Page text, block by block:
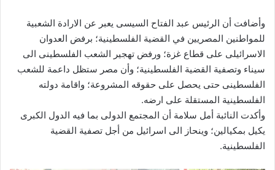
وأضافت أن الرئيس عبد الفتاح السيسى يعبر عن الارادة الشعبية
للمواطنين المصريين في القضية الفلسطينية؛ برفض العدوان
الاسرائيلى على قطاع غزة؛ ورفض تهجير الشعب الفلسطينى الى
سيناء وتصفية القضية الفلسطينية؛ وأن مصر ستظل داعمة للشعب
الفلسطينى حتى يحصل على حقوقه المشروعة؛ واقامة دولته
الفلسطينية المستقلة على ارضه.
وأكدت النائبة أمل سلامة أن المجتمع الدولى بما فيه الدول الكبرى
يكيل بمكيالين؛ وينحاز الى اسرائيل من أجل تصفية القضية
الفلسطينية.